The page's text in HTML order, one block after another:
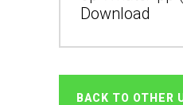
Download
BACK TO OTHER